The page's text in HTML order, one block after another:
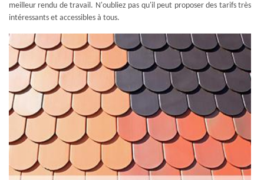
meilleur rendu de travail. N'oubliez pas qu'il peut proposer des tarifs très
intéressants et accessibles à tous.